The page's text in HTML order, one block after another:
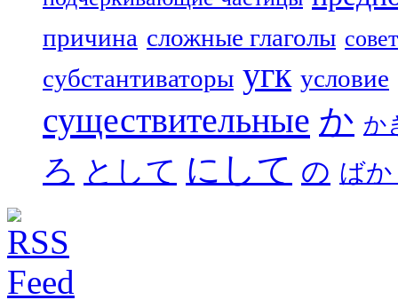
причина сложные глаголы совет
субстантиваторы угк условие
существительные か か
ろ として にして の ば